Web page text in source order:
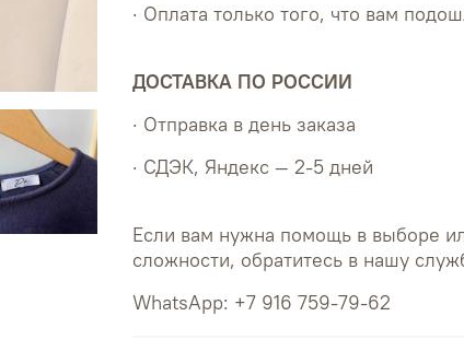
· Оплата только того, что вам
ДОСТАВКА ПО РОССИИ
· Отправка в день заказа
· СДЭК, Яндекс — 2-5 дней
Если вам нужна помощь в выборе
сложности, обратитесь в нашу
WhatsApp: +7 916 759-79-62